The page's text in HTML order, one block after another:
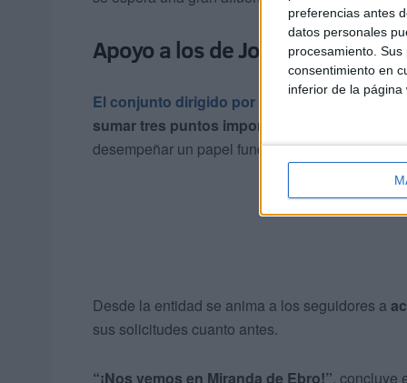
preferencias antes
datos personales
procesamiento.
consentimiento en
inferior de la página
Apoyo a los de José Juan
El conjunto dirigido por José Juan Romero
sumar tres puntos importantes
desempeñar un papel fundamental, tal y como
Desde la entidad se anima a los seguidores a
sus solicitudes cuanto antes.
“¡Nos vemos en Miranda de Ebro!”, concluye